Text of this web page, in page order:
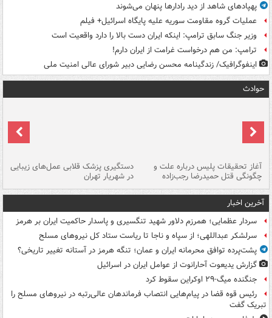
پهپادهای شاهد از دید رادارها پنهان می‌شوند
عملیات گروه مقاومت سوریه علیه پایگاه اسرائیل+ فیلم
وزیر جنگ سابق ترامپ: اینکه ایران دست بالا را دارد واقعیت است
ترامپ: من هم درخواست غرامت از ایران دارم!
اینفوگرافیک/ زندگینامه محسن رضایی دبیر شورای عالی امنیت‌ ملی
حوادث
آغاز تحقیقات پلیس درباره علت و
چگونگی قتل حمیدرضا رجب‌زاده
دستگیری پزشک قلابی عمل‌های زیبایی
در شهریار تهران
آخرین اخبار
سردار عظمایی؛ همرزم دلاور شهید تنگسیری و پاسدار حاکمیت ایران بر هرمز
سرلشکر عبداللهی؛ از سپاه و ناجا تا ریاست ستاد کل نیروهای مسلح
پشت‌پرده توافق محرمانه ایران و عمان؛ تنگه هرمز در آستانه تغییر تاریخی؟
گزارش یدیعوت آحارانوت از عوامل ایران در اسرائیل
جنگنده میگ-۲۹ اوکراین سقوط کرد
رئیس قوه قضا در پیام‌هایی انتصاب‌ فرماندهان عالی‌رتبه در نیروهای مسلح را
تبریک گفت